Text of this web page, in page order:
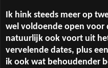
Ik hink steeds meer op
wel voldoende open voor
natuurlijk ook voort uit
vervelende dates, plus
ik ook wat behoudender